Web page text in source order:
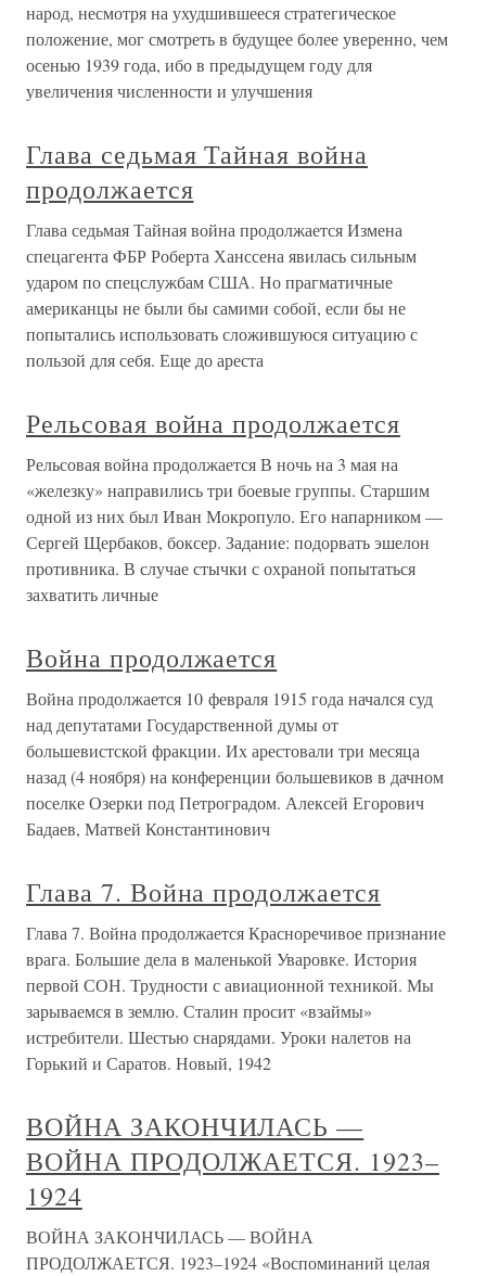
народ, несмотря на ухудшившееся стратегическое
положение, мог смотреть в будущее более уверенно, чем
осенью 1939 года, ибо в предыдущем году для
увеличения численности и улучшения
Глава седьмая Тайная война
продолжается
Глава седьмая Тайная война продолжается Измена
спецагента ФБР Роберта Ханссена явилась сильным
ударом по спецслужбам США. Но прагматичные
американцы не были бы самими собой, если бы не
попытались использовать сложившуюся ситуацию с
пользой для себя. Еще до ареста
Рельсовая война продолжается
Рельсовая война продолжается В ночь на 3 мая на
«железку» направились три боевые группы. Старшим
одной из них был Иван Мокропуло. Его напарником —
Сергей Щербаков, боксер. Задание: подорвать эшелон
противника. В случае стычки с охраной попытаться
захватить личные
Война продолжается
Война продолжается 10 февраля 1915 года начался суд
над депутатами Государственной думы от
большевистской фракции. Их арестовали три месяца
назад (4 ноября) на конференции большевиков в дачном
поселке Озерки под Петроградом. Алексей Егорович
Бадаев, Матвей Константинович
Глава 7. Война продолжается
Глава 7. Война продолжается Красноречивое признание
врага. Большие дела в маленькой Уваровке. История
первой СОН. Трудности с авиационной техникой. Мы
зарываемся в землю. Сталин просит «взаймы»
истребители. Шестью снарядами. Уроки налетов на
Горький и Саратов. Новый, 1942
ВОЙНА ЗАКОНЧИЛАСЬ —
ВОЙНА ПРОДОЛЖАЕТСЯ. 1923–
1924
ВОЙНА ЗАКОНЧИЛАСЬ — ВОЙНА
ПРОДОЛЖАЕТСЯ. 1923–1924 «Воспоминаний целая